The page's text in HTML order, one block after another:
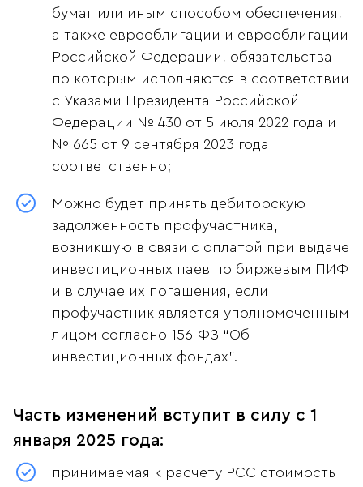
бумаг или иным способом обеспечения,
а также еврооблигации и еврооблигации
Российской Федерации, обязательства
по которым исполняются в соответствии
с Указами Президента Российской
Федерации № 430 от 5 июля 2022 года и
№ 665 от 9 сентября 2023 года
соответственно;
Можно будет принять дебиторскую
задолженность профучастника,
возникшую в связи с оплатой при выдаче
инвестиционных паев по биржевым ПИФ
и в случае их погашения, если
профучастник является уполномоченным
лицом согласно 156-ФЗ “Об
инвестиционных фондах”.
Часть изменений вступит в силу с 1
января 2025 года:
принимаемая к расчету РСС стоимость